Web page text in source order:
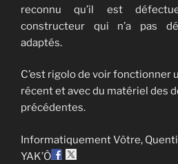
reconnu qu’il est
constructeur qui n’a pas
adaptés.
C’est rigolo de voir fonctionner
récent et avec du matériel des
précédentes.
Informatiquement Vôtre,
YAK’Ô